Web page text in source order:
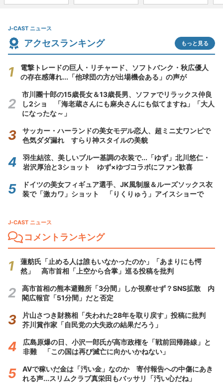
J-CAST ニュース
アクセスランキング もっと見る
電撃トレードの巨人・リチャード、ソフトバンク・秋広優人
の存在感薄れ...「他球団の方が出場機会ある」の声が
市川團十郎の15歳長女＆13歳長男、ソファでリラックス仲良
し2ショ 「海老蔵さんにも麻央さんにも似てますね」「大人
になったな～」
サッカー・ハーランドの美女モデル恋人、超ミニ丈ワンピで
色気ダダ漏れ すらり神スタイルの美貌
羽生結弦、美しいブルー基調の衣装で...「ゆず」北川悠仁・
岩沢厚治と3ショット ゆず×ゆづコラボにファン歓喜
ドイツの美女フィギュア選手、JK風制服＆ルーズソックス衣
装で「激カワ」ショット 「りくりゅう」アイスショーで
J-CAST ニュース
コメントランキング
蓮舫氏「止める人は誰もいなかったのか」「あまりにも愕
然」 高市首相「上空から合掌」巡る投稿を批判
高市首相の熊本避難所「3分間」しか視察せず？SNS拡散 内
閣広報官「51分間」だと否定
片山さつき財務相「失われた28年を取り戻す」投稿に批判
芥川賞作家「自民党の大失政の結果だろう」
広島原爆の日、小沢一郎氏が高市政権を「戦前回帰路線」と
非難 「この国は再び滅亡に向かいかねない」
AVで稼いだ金は「汚い金」なのか 寄付報告への中傷にあき
れる声...スリムクラブ真栄田もバッサリ「汚い心だね」